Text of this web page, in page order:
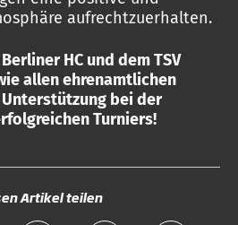
aufrechtzuerhalten.
HC und dem TSV
allen ehrenamtlichen
bei der
Turniers!
Artikel teilen